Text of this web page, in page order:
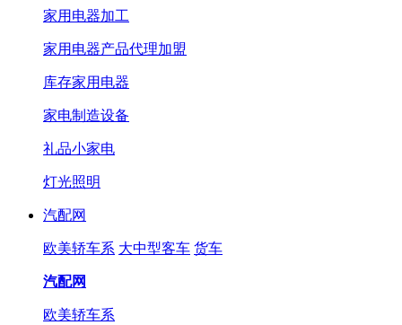
家用电器加工
家用电器产品代理加盟
库存家用电器
家电制造设备
礼品小家电
灯光照明
汽配网
欧美轿车系 大中型客车 货车
汽配网
欧美轿车系